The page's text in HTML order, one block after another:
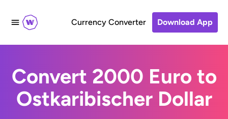
Currency Converter Download App
Convert 2000 Euro to
Ostkaribischer Dollar